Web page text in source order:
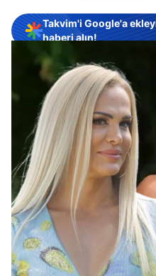
Takvim'i Google'a
haberi alın!